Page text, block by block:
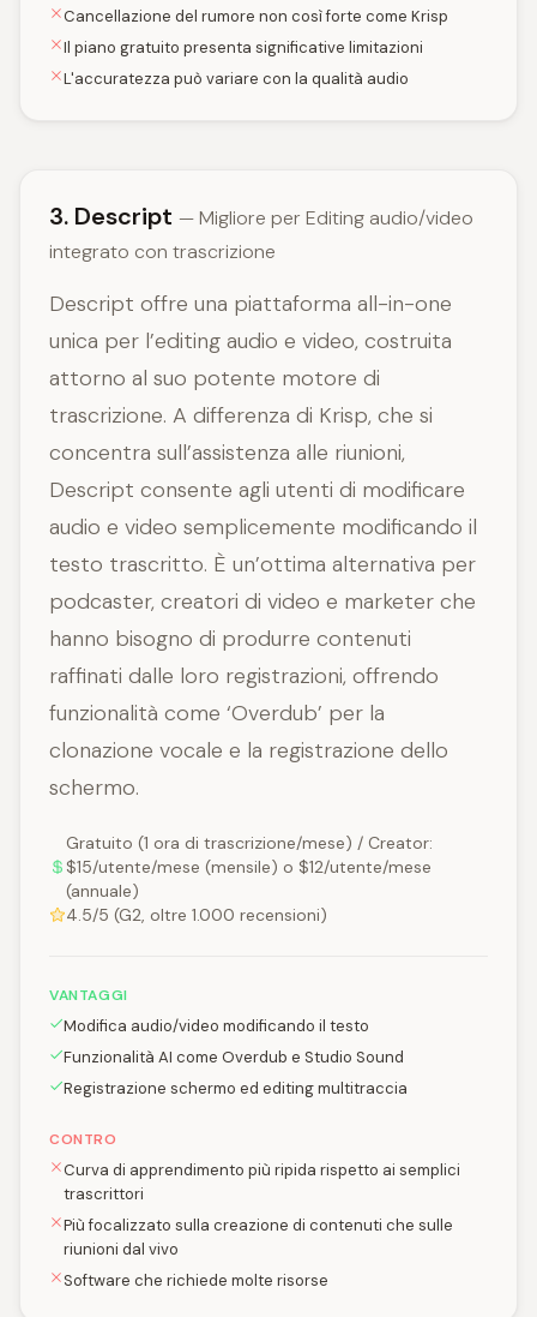
Cancellazione del rumore non così forte come Krisp
Il piano gratuito presenta significative limitazioni
L'accuratezza può variare con la qualità audio
3. Descript — Migliore per Editing audio/video
integrato con trascrizione
Descript offre una piattaforma all-in-one
unica per l’editing audio e video, costruita
attorno al suo potente motore di
trascrizione. A differenza di Krisp, che si
concentra sull’assistenza alle riunioni,
Descript consente agli utenti di modificare
audio e video semplicemente modificando il
testo trascritto. È un’ottima alternativa per
podcaster, creatori di video e marketer che
hanno bisogno di produrre contenuti
raffinati dalle loro registrazioni, offrendo
funzionalità come ‘Overdub’ per la
clonazione vocale e la registrazione dello
schermo.
Gratuito (1 ora di trascrizione/mese) / Creator:
$15/utente/mese (mensile) o $12/utente/mese
(annuale)
4.5/5 (G2, oltre 1.000 recensioni)
VANTAGGI
Modifica audio/video modificando il testo
Funzionalità AI come Overdub e Studio Sound
Registrazione schermo ed editing multitraccia
CONTRO
Curva di apprendimento più ripida rispetto ai semplici
trascrittori
Più focalizzato sulla creazione di contenuti che sulle
riunioni dal vivo
Software che richiede molte risorse